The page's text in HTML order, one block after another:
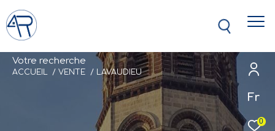
Fr
0
Votre recherche
ACCUEIL VENTE LAVAUDIEU